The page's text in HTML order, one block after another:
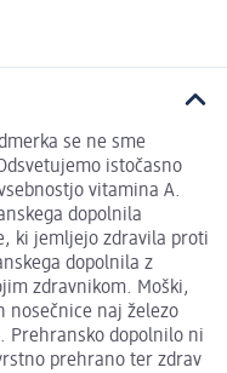
se ne sme
istočasno
vitamina A.
dopolnila
ki jemljejo zdravila proti
dopolnila z
zdravnikom. Moški,
nosečnice naj železo
Prehransko dopolnilo ni
prehrano ter zdrav